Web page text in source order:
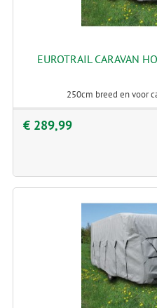
EUROTRAIL CARAVAN
250cm breed en voor
€ 289,99